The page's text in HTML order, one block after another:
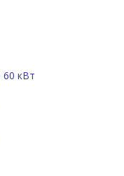
60 кВт